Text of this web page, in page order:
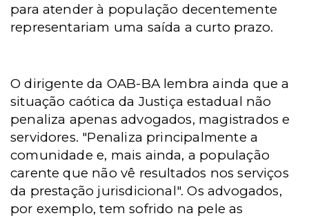
para atender à população decentemente
representariam uma saída a curto prazo.
O dirigente da OAB-BA lembra ainda que a
situação caótica da Justiça estadual não
penaliza apenas advogados, magistrados e
servidores. "Penaliza principalmente a
comunidade e, mais ainda, a população
carente que não vê resultados nos serviços
da prestação jurisdicional". Os advogados,
por exemplo, tem sofrido na pele as